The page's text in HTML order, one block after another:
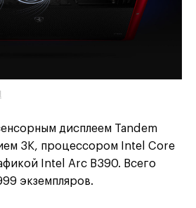
дисплеем Tandem
3K, процессором Intel Core
Intel Arc B390. Всего
экземпляров.